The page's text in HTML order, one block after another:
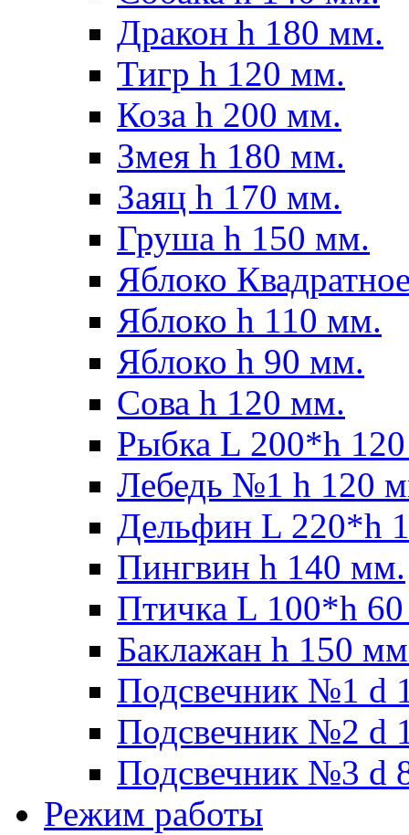
Дракон h 180 мм.
Тигр h 120 мм.
Коза h 200 мм.
Змея h 180 мм.
Заяц h 170 мм.
Груша h 150 мм.
Яблоко
Яблоко h 110 мм.
Яблоко h 90 мм.
Сова h 120 мм.
Рыбка L 200*h
Лебедь №1 h 120
Дельфин L 220*h
Пингвин h 140 мм.
Птичка L 100*h
Баклажан h 150
Подсвечник №1 d
Подсвечник №2 d
Подсвечник №3 d
Режим работы